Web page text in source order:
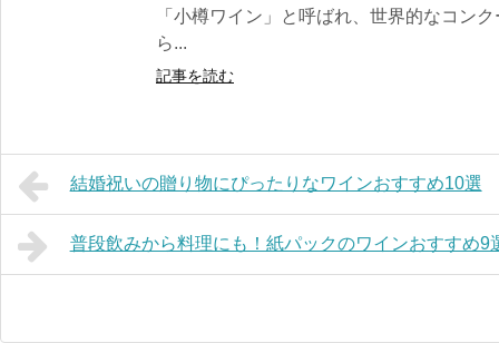
「小樽ワイン」と呼ばれ、世界的なコン
ら...
記事を読む
結婚祝いの贈り物にぴったりなワインおすすめ10選
普段飲みから料理にも！紙パックのワインおすすめ9